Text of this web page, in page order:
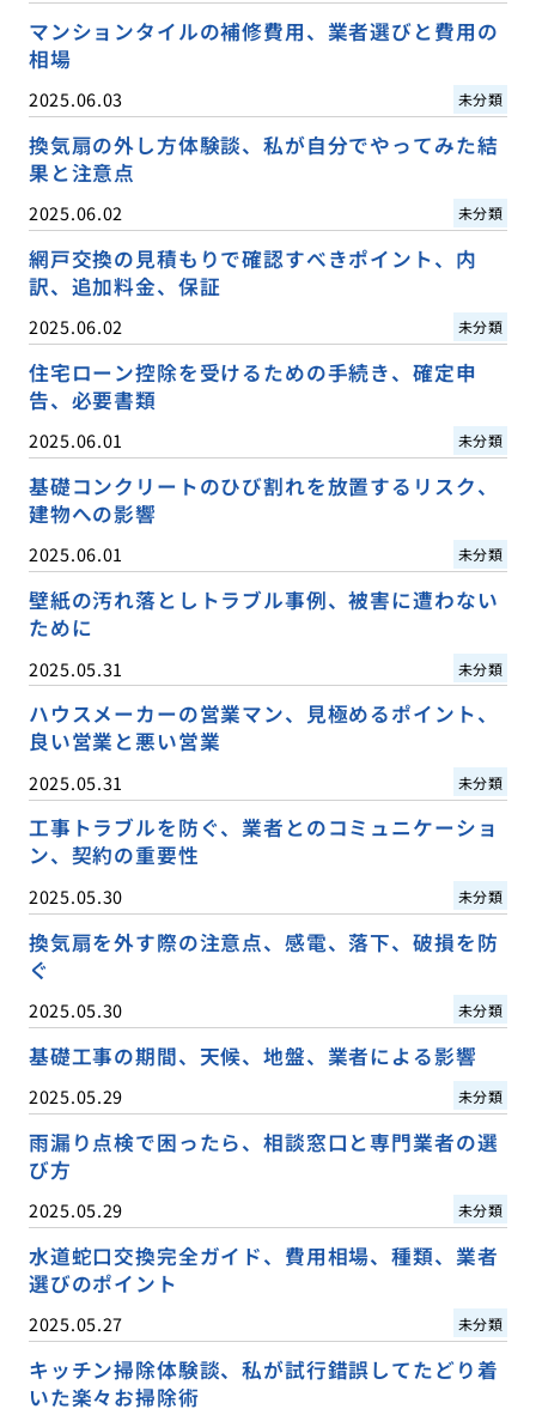
マンションタイルの補修費用、業者選びと費用の
相場
2025.06.03 未分類
換気扇の外し方体験談、私が自分でやってみた結
果と注意点
2025.06.02 未分類
網戸交換の見積もりで確認すべきポイント、内
訳、追加料金、保証
2025.06.02 未分類
住宅ローン控除を受けるための手続き、確定申
告、必要書類
2025.06.01 未分類
基礎コンクリートのひび割れを放置するリスク、
建物への影響
2025.06.01 未分類
壁紙の汚れ落としトラブル事例、被害に遭わない
ために
2025.05.31 未分類
ハウスメーカーの営業マン、見極めるポイント、
良い営業と悪い営業
2025.05.31 未分類
工事トラブルを防ぐ、業者とのコミュニケーショ
ン、契約の重要性
2025.05.30 未分類
換気扇を外す際の注意点、感電、落下、破損を防
ぐ
2025.05.30 未分類
基礎工事の期間、天候、地盤、業者による影響
2025.05.29 未分類
雨漏り点検で困ったら、相談窓口と専門業者の選
び方
2025.05.29 未分類
水道蛇口交換完全ガイド、費用相場、種類、業者
選びのポイント
2025.05.27 未分類
キッチン掃除体験談、私が試行錯誤してたどり着
いた楽々お掃除術